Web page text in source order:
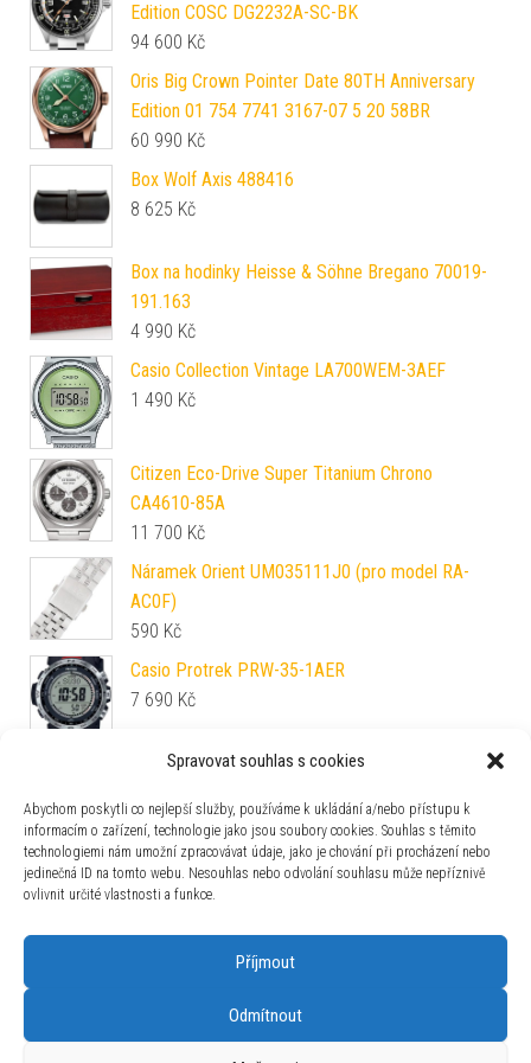
Spravovat souhlas s cookies
Abychom poskytli co nejlepší služby, používáme k ukládání a/nebo přístupu k
informacím o zařízení, technologie jako jsou soubory cookies. Souhlas s těmito
technologiemi nám umožní zpracovávat údaje, jako je chování při procházení nebo
jedinečná ID na tomto webu. Nesouhlas nebo odvolání souhlasu může nepříznivě
ovlivnit určité vlastnosti a funkce.
Příjmout
Odmítnout
Edition COSC DG2232A-SC-BK
94 600 Kč
Oris Big Crown Pointer Date 80TH Anniversary
Edition 01 754 7741 3167-07 5 20 58BR
60 990 Kč
Box Wolf Axis 488416
8 625 Kč
Box na hodinky Heisse & Söhne Bregano 70019-
191.163
4 990 Kč
Casio Collection Vintage LA700WEM-3AEF
1 490 Kč
Citizen Eco-Drive Super Titanium Chrono
CA4610-85A
11 700 Kč
Náramek Orient UM035111J0 (pro model RA-
AC0F)
590 Kč
Casio Protrek PRW-35-1AER
7 690 Kč
Hamilton Ventura S Auto H24105330
Hamilton Jazzmaster Performer Auto
H36105160